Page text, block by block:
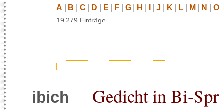
A B C D E F G H J K L M N O
19.279 Einträge
I
ibich Gedicht in Bi-